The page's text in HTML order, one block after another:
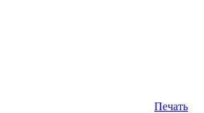
Печать